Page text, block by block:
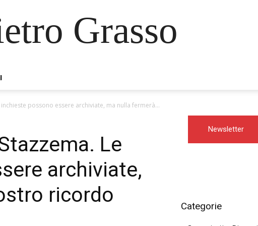
Grasso
inchieste possono essere archiviate, ma nulla fermerà...
Le
archiviate,
ricordo
Newsletter
Categorie